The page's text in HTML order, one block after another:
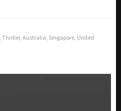
Thriller, Australia Singapore United